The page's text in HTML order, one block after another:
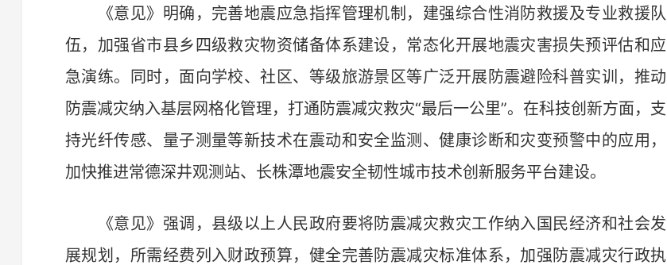
《意见》明确，完善地震应急指挥管理机制，建强综合性消防救援及专业救援队
伍，加强省市县乡四级救灾物资储备体系建设，常态化开展地震灾害损失预评估和应
急演练。同时，面向学校、社区、等级旅游景区等广泛开展防震避险科普实训，推动
防震减灾纳入基层网格化管理，打通防震减灾救灾“最后一公里”。在科技创新方面，支
持光纤传感、量子测量等新技术在震动和安全监测、健康诊断和灾变预警中的应用，
加快推进常德深井观测站、长株潭地震安全韧性城市技术创新服务平台建设。
《意见》强调，县级以上人民政府要将防震减灾救灾工作纳入国民经济和社会发
展规划，所需经费列入财政预算，健全完善防震减灾标准体系，加强防震减灾行政执